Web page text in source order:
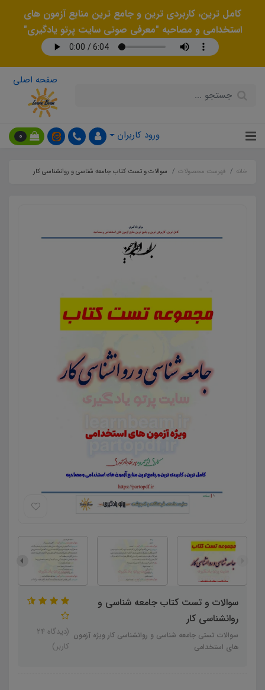
کامل ترین، کاربردی ترین و جامع ترین منابع آزمون های
استخدامی و مصاحبه "معرفی صوتی سایت پرتو یادگیری"
صفحه اصلی
ورود کاربران 0
خانه فهرست محصولات سوالات و تست کتاب جامعه شناسی و روانشناسی کار
سوالات و تست کتاب جامعه شناسی و
روانشناسی کار
سوالات تستی جامعه شناسی و روانشناسی کار ویژه آزمون
های استخدامی
(دیدگاه 24
کاربر)